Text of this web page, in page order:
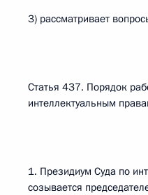
3) рассматривает
Статья 437. Порядок
интеллектуальным
1. Президиум Суда по
созывается